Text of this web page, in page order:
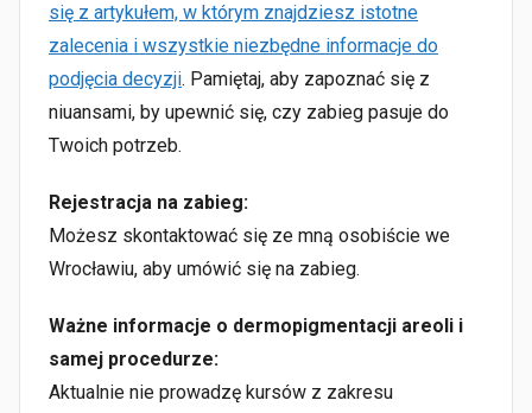
się z artykułem, w którym znajdziesz istotne
zalecenia i wszystkie niezbędne informacje do
podjęcia decyzji. Pamiętaj, aby zapoznać się z
niuansami, by upewnić się, czy zabieg pasuje do
Twoich potrzeb.
Rejestracja na zabieg:
Możesz skontaktować się ze mną osobiście we
Wrocławiu, aby umówić się na zabieg.
Ważne informacje o dermopigmentacji areoli i
samej procedurze:
Aktualnie nie prowadzę kursów z zakresu